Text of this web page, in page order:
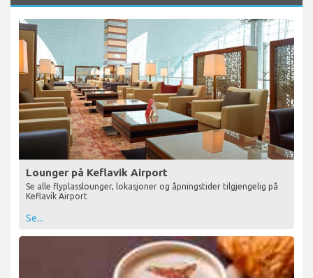
Lounger på Keflavik Airport
Se alle flyplasslounger, lokasjoner og åpningstider tilgjengelig på
Keflavik Airport
Se...